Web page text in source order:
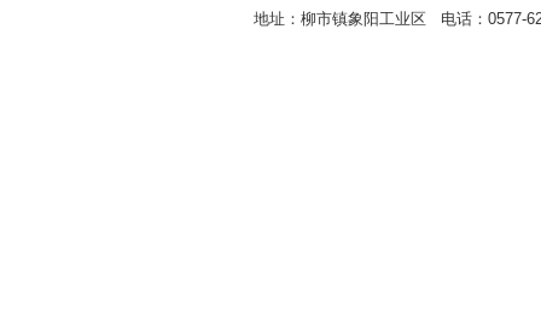
地址：柳市镇象阳工业区 电话：0577-